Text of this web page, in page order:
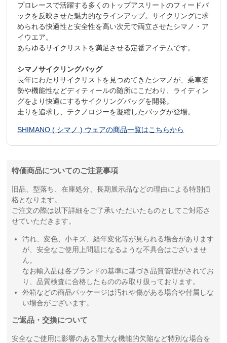
プロレースで活躍する多くのトップアスリートのフィードバ
ックを反映させた魅力的なラインアップ。サイクリングに求
められる快適性と安全性を高い次元で両立させたシマノ・ア
イウエア。
あらゆるサイクリストを満足させる定番アイテムです。
シマノサイクリングバッグ
長年にわたりサイクリストを見つめてきたシマノが、乗車姿
勢や機能性などディティールの随所にこだわり、ライディン
グをより快適にするサイクリングバッグを開発。
走りを追求し、テクノロジーを凝縮したバッグが登場。
SHIMANO ( シマノ ) ウェアの商品一覧はこちらから
特価商品についてのご注意事項
旧品、型落ち、在庫処分、長期展示品などの理由による特別価
格となります。
ご注文の際は以下詳細をご了承いただいたものとしてご対応さ
せていただきます。
汚れ、変色、小キズ、経年変化等が見られる場合があります
が、安全なご使用上問題になるような不具合はございませ
ん。
なお輸入品は各ブランドの基準に基づき品質管理がされてお
り、品質検査に合格したもののみ取り扱っております。
外箱などの商品パッケージは汚れや傷がある場合や付属しな
い場合がございます。
ご返品・交換について
安全なご使用に影響のある重大な機能的欠陥など特別な場合を